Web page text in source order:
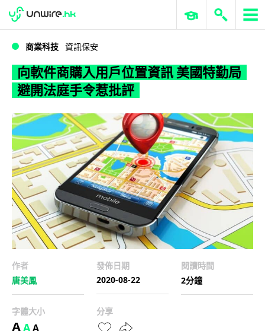
WWDC 2026 ERP 與商業 AI
商業科技 資訊保安
向軟件商購入用戶位置資訊 美國特勤局
避開法庭手令惹批評
作者
唐美鳳
發佈日期
2020-08-22
閱讀時間
2分鐘
字體大小
AAA
分享